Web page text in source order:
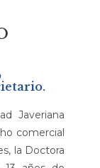
Javeriana
comercial
la Doctora